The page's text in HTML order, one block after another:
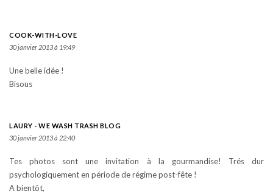
COOK-WITH-LOVE
30 janvier 2013 à 19:49
Une belle idée !
Bisous
LAURY - WE WASH TRASH BLOG
30 janvier 2013 à 22:40
Tes photos sont une invitation à la gourmandise! Trés dur
psychologiquement en période de régime post-fête !
A bientôt,